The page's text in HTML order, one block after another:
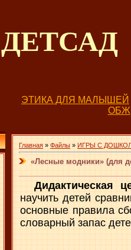
ЭТИКА ДЛЯ МАЛЫШЕЙ
ОБЖ
Главная » Файлы » ИГРЫ С
«Лесные модники» (для
Дидактическая
научить детей
основные правила
словарный запас